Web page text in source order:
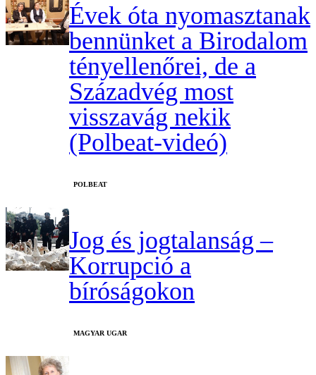
Évek óta nyomasztanak
bennünket a Birodalom
tényellenőrei, de a
Századvég most
visszavág nekik
(Polbeat-videó)
‎POLBEAT
Jog és jogtalanság –
Korrupció a
bíróságokon
MAGYAR UGAR